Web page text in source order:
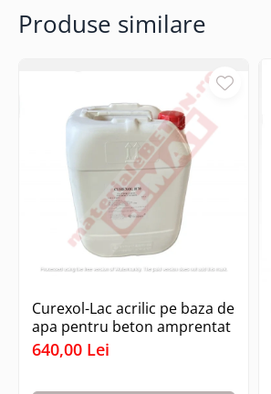
Rosturi metalice
Placi PVC Pardoseli
Produse similare
Curexol-Lac acrilic pe baza de
apa pentru beton amprentat
640,00 Lei